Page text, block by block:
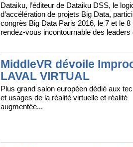
Dataiku, l’éditeur de Dataiku DSS, le
d’accélération de projets Big Data,
congrès Big Data Paris 2016, le 7 et le
rendez-vous incontournable des leaders
MiddleVR dévoile
LAVAL VIRTUAL
Plus grand salon européen dédié aux
et usages de la réalité virtuelle et réalité
augmentée...